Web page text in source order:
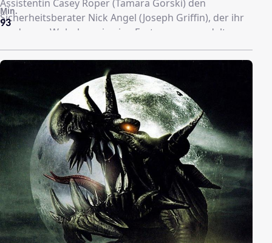
Assistentin Casey Roper (Tamara Gorski) den
Sicherheitsberater Nick Angel (Joseph Griffin), der ihr
modernes Wohnhaus in eine Festung verwandelt.
Ebenso hilft er Gage, eine falsche Identität
aufzubauen, damit sie in Sicherheit reisen kann.
Derjenige, der sie bedroht hat, ist frustriert über die
neuen Sicherheitsvorkehrungen, kidnappt Casey und
schickt Gage Fotos über den Mord an ihrer Assistentin
mit einer Drohung. Helfen die
Sicherheitsvorrichtungen, um das Leben von Gage zu
retten?
93
Min.